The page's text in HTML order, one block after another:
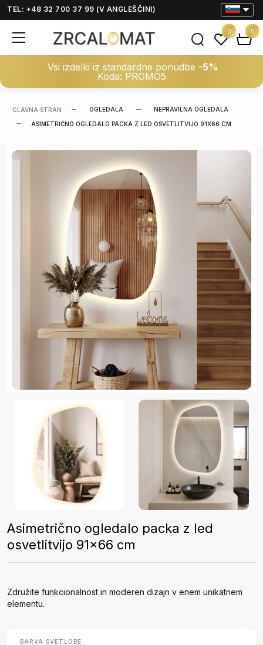
TEL: +48 32 700 37 99 (V ANGLEŠČINI)
Vsi izdelki iz standardne ponudbe -5%
Koda: PROMO5
0 0
GLAVNA STRAN OGLEDALA NEPRAVILNA OGLEDALA
ASIMETRIČNO OGLEDALO PACKA Z LED OSVETLITVIJO 91X66 CM
Asimetrično ogledalo packa z led
osvetlitvijo 91x66 cm
Združite funkcionalnost in moderen dizajn v enem unikatnem
elementu.
BARVA SVETLOBE